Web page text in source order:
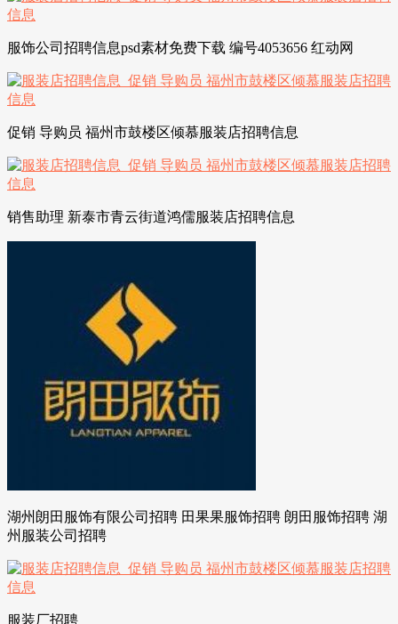
服饰公司招聘信息psd素材免费下载 编号4053656 红动网
促销 导购员 福州市鼓楼区倾慕服装店招聘信息
销售助理 新泰市青云街道鸿儒服装店招聘信息
湖州朗田服饰有限公司招聘 田果果服饰招聘 朗田服饰招聘 湖
州服装公司招聘
服装厂招聘